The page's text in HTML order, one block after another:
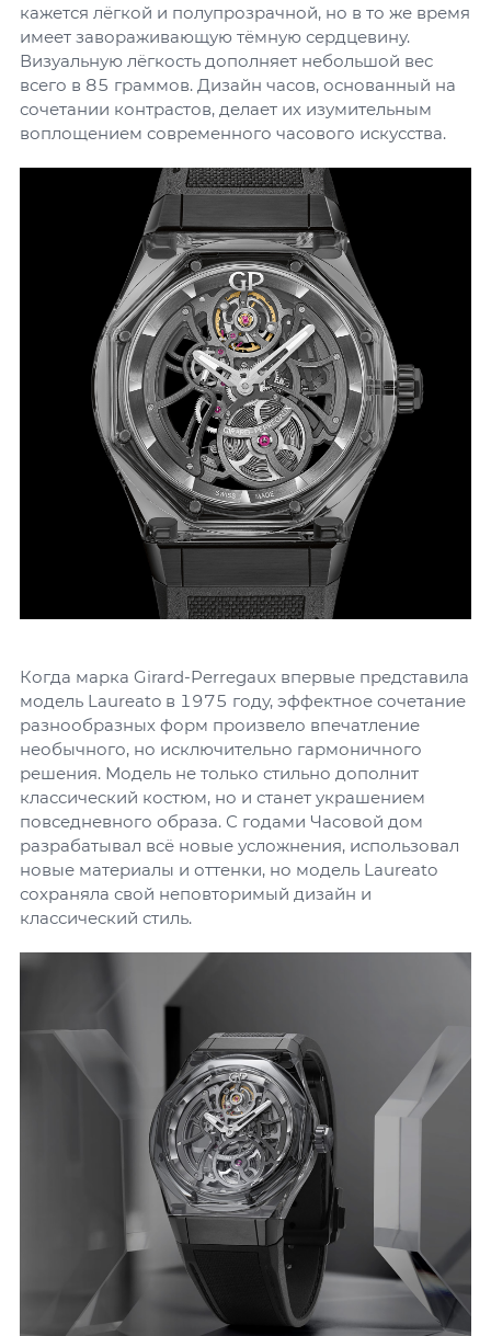
кажется лёгкой и полупрозрачной, но в то же время
имеет завораживающую тёмную сердцевину.
Визуальную лёгкость дополняет небольшой вес
всего в 85 граммов. Дизайн часов, основанный на
сочетании контрастов, делает их изумительным
воплощением современного часового искусства.
Когда марка Girard-Perregaux впервые представила
модель Laureato в 1975 году, эффектное сочетание
разнообразных форм произвело впечатление
необычного, но исключительно гармоничного
решения. Модель не только стильно дополнит
классический костюм, но и станет украшением
повседневного образа. С годами Часовой дом
разрабатывал всё новые усложнения, использовал
новые материалы и оттенки, но модель Laureato
сохраняла свой неповторимый дизайн и
классический стиль.